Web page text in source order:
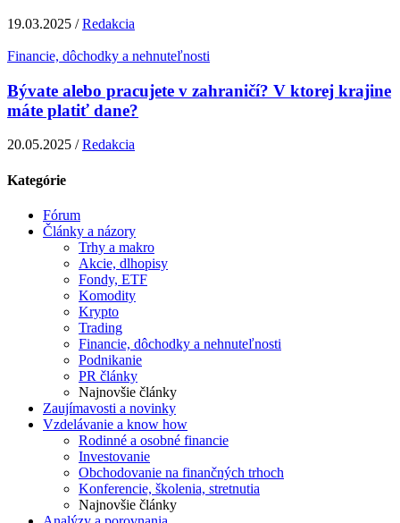
19.03.2025 /Redakcia
Financie, dôchodky a nehnuteľnosti
Bývate alebo pracujete v zahraničí? V ktorej krajine
máte platiť dane?
20.05.2025 /Redakcia
Kategórie
Fórum
Články a názory
Trhy a makro
Akcie, dlhopisy
Fondy, ETF
Komodity
Krypto
Trading
Financie, dôchodky a nehnuteľnosti
Podnikanie
PR články
Najnovšie články
Zaujímavosti a novinky
Vzdelávanie a know how
Rodinné a osobné financie
Investovanie
Obchodovanie na finančných trhoch
Konferencie, školenia, stretnutia
Najnovšie články